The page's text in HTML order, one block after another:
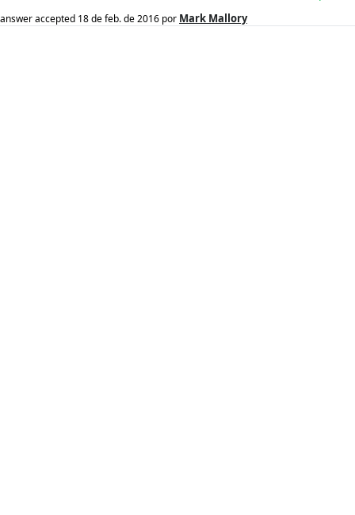
answer accepted 18 de feb. de 2016 por Mark Mallory